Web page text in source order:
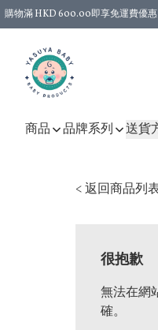
購物滿 HKD 600.00即享免運費優
商品 品牌系列 送貨
< 返回商品列
很抱歉
無法在網
確。